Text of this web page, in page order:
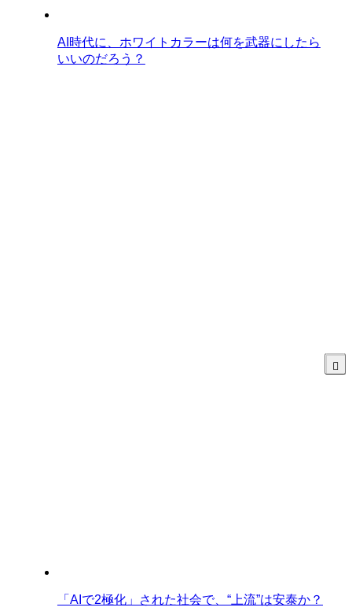
AI時代に、ホワイトカラーは何を武器にしたら
いいのだろう？
「AIで2極化」された社会で、“上流”は安泰か？